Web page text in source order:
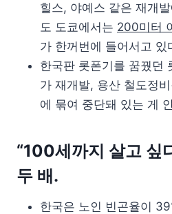
힐스, 야예스 같은 재개
도 도쿄에서는 200미터
가 한꺼번에 들어서고 있
한국판 롯폰기를 꿈꿨던
가 재개발, 용산 철도정
에 묶여 중단돼 있는 게
“100세까지 살고 싶
두 배.
한국은 노인 빈곤율이